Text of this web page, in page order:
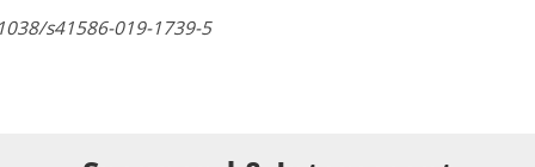
s41586-019-1739-5